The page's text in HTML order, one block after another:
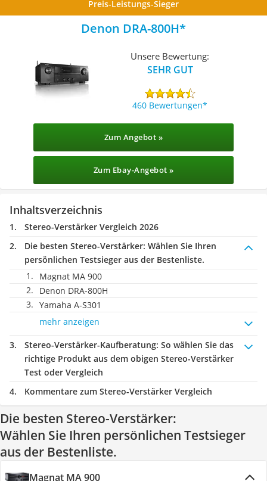
Preis-Leistungs-Sieger
Denon DRA-800H
Unsere Bewertung:
SEHR GUT
460 Bewertungen
Zum Angebot »
Zum Ebay-Angebot »
Inhaltsverzeichnis
Stereo-Verstärker Vergleich 2026
Die besten Stereo-Verstärker: Wählen Sie Ihren
persönlichen Testsieger aus der Bestenliste.
Magnat MA 900
Denon DRA-800H
Yamaha A-S301
mehr anzeigen
Stereo-Verstärker-Kaufberatung: So wählen Sie das
richtige Produkt aus dem obigen Stereo-Verstärker
Test oder Vergleich
Kommentare zum Stereo-Verstärker Vergleich
Die besten Stereo-Verstärker:
Wählen Sie Ihren persönlichen Testsieger
aus der Bestenliste.
Magnat MA 900